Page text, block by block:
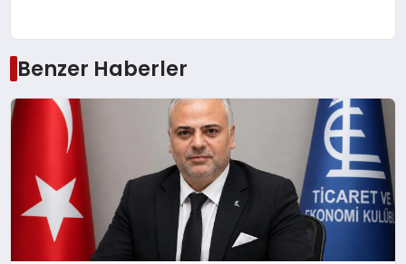
Benzer Haberler